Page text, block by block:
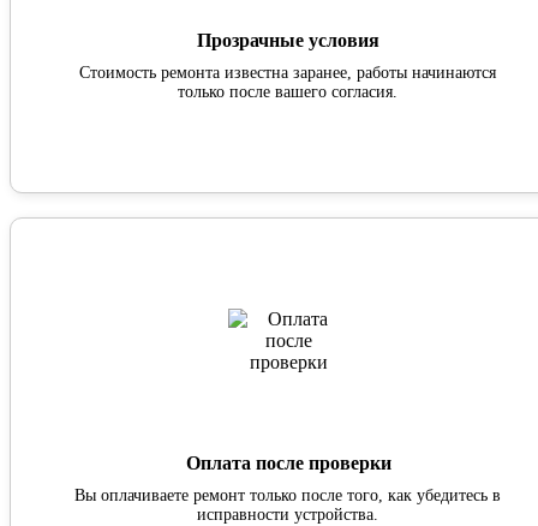
Прозрачные условия
Стоимость ремонта известна заранее, работы начинаются
только после вашего согласия.
Оплата после проверки
Вы оплачиваете ремонт только после того, как убедитесь в
исправности устройства.